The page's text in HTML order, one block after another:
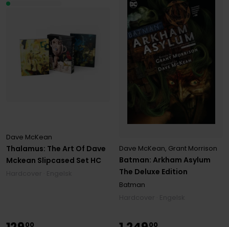
Thalamus: The Art Of Dave
Mckean Slipcased Set HC
Dave McKean
Batman: Arkham Asylum
The Deluxe Edition
Dave McKean, Grant Morrison
Batman
00 00